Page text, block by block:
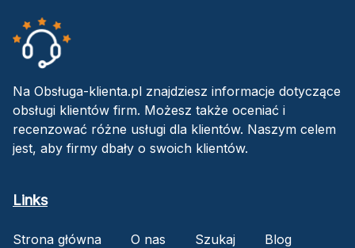
Na Obsługa-klienta.pl znajdziesz informacje dotyczące
obsługi klientów firm. Możesz także oceniać i
recenzować różne usługi dla klientów. Naszym celem
jest, aby firmy dbały o swoich klientów.
Links
Strona główna O nas Szukaj
Blog